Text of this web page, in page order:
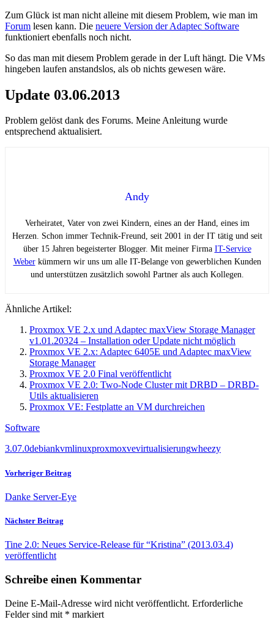
Zum Glück ist man nicht alleine mit diesem Problem, wie man im
Forum lesen kann. Die neuere Version der Adaptec Software
funktioniert ebenfalls noch nicht.
So das man mit diesem Problem gerade in der Luft hängt. Die VMs
hingeben laufen anstandslos, als ob nichts gewesen wäre.
Update 03.06.2013
Problem gelöst dank des Forums. Meine Anleitung wurde
entsprechend aktualisiert.
Andy
Verheiratet, Vater von zwei Kindern, eines an der Hand, eines im
Herzen. Schon immer Technik-Freund, seit 2001 in der IT tätig und seit
über 15 Jahren begeisterter Blogger. Mit meiner Firma IT-Service
Weberkümmern wir uns um alle IT-Belange von gewerblichen Kunden
und unterstützen zusätzlich sowohl Partner als auch Kollegen.
Ähnliche Artikel:
Proxmox VE 2.x und Adaptec maxView Storage Manager
v1.01.20324 – Installation oder Update nicht möglich
Proxmox VE 2.x: Adaptec 6405E und Adaptec maxView
Storage Manager
Proxmox VE 2.0 Final veröffentlicht
Proxmox VE 2.0: Two-Node Cluster mit DRBD – DRBD-
Utils aktualisieren
Proxmox VE: Festplatte an VM durchreichen
Software
3.07.0debiankvmlinuxproxmoxvevirtualisierungwheezy
Vorheriger Beitrag
Danke Server-Eye
Nächster Beitrag
Tine 2.0: Neues Service-Release für “Kristina” (2013.03.4)
veröffentlicht
Schreibe einen Kommentar
Deine E-Mail-Adresse wird nicht veröffentlicht. Erforderliche
Felder sind mit * markiert